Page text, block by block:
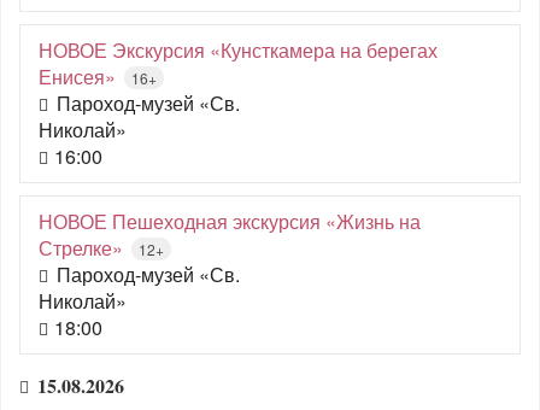
НОВОЕ Экскурсия «Кунсткамера на берегах
Енисея»
16+
Пароход-музей «Св.
Николай»
16:00
НОВОЕ Пешеходная экскурсия «Жизнь на
Стрелке»
12+
Пароход-музей «Св.
Николай»
18:00
15.08.2026